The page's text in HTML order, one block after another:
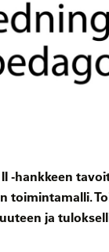
-hankkeen
toimintamalli.
ja